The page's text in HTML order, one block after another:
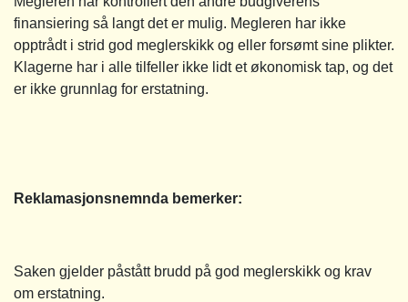
finansiering så langt det er mulig. Megleren har ikke
opptrådt i strid god meglerskikk og eller forsømt sine plikter.
Klagerne har i alle tilfeller ikke lidt et økonomisk tap, og det
er ikke grunnlag for erstatning.
Reklamasjonsnemnda bemerker:
Saken gjelder påstått brudd på god meglerskikk og krav
om erstatning.